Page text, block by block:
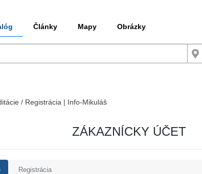
Články Mapy Obrázky
/ Registrácia | Info-Mikuláš
ZÁKAZNÍCKY ÚČET
Registrácia